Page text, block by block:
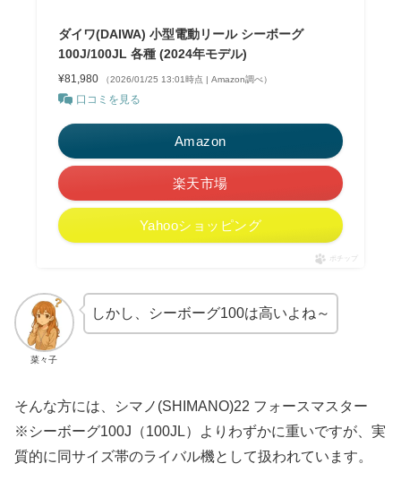
ダイワ(DAIWA) 小型電動リール シーボーグ
100J/100JL 各種 (2024年モデル)
¥81,980 （2026/01/25 13:01時点 | Amazon調べ）
口コミを見る
Amazon
楽天市場
Yahooショッピング
ポチップ
菜々子
しかし、シーボーグ100は高いよね～
そんな方には、シマノ(SHIMANO)22 フォースマスター
※シーボーグ100J（100JL）よりわずかに重いですが、実
質的に同サイズ帯のライバル機として扱われています。